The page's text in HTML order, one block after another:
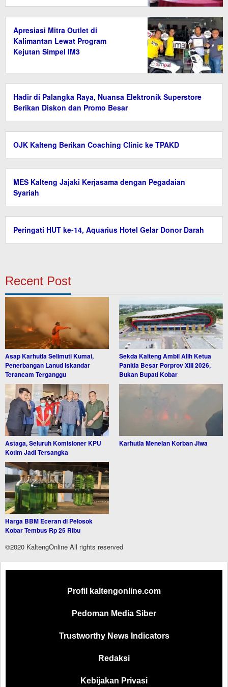
Apresiasi Mitra Outlet di
Kalimantan Lewat Program
Kejutan Simpel IM3
Hadir di Palangka Raya, Nuansa Elektronik Superstore
Berikan Diskon dan Promo Besar
OJK Kalteng Berikan Coaching Clinic ke TPAKD
MES Kalteng Jajaki Kerjasama dengan Pegadaian
Syariah
Peringati HUT ke-14, Aquarius Hotel Gelar Donor Darah
Recent Post
Asap Karhutla Selimuti Kumai,
Penerbangan Lanud Iskandar
Terancam Terganggu
Sekda Kalteng Ambil Alih Ketua
Panitia Besar Porprov XIII 2026,
Bukan Bupati Kobar
Astaga, Seluruh Komisioner KPU
Kotim Jadi Tersangka
Karhutla Menelan Korban Jiwa
Harga BBM Eceran di Pelosok
Kobar Tembus Rp 25 Ribu
©2020 KaltengOnline All rights reserved
Profil kaltengonline.com
Pedoman Media Siber
Trustworthy News Indicators
Redaksi
Kebijakan Privasi